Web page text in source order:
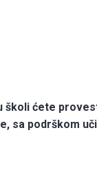
školi ćete
sa podrškom